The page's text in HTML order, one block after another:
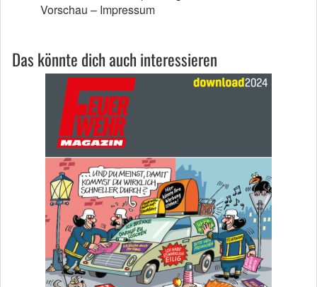
Vorschau – Impressum
Das könnte dich auch interessieren